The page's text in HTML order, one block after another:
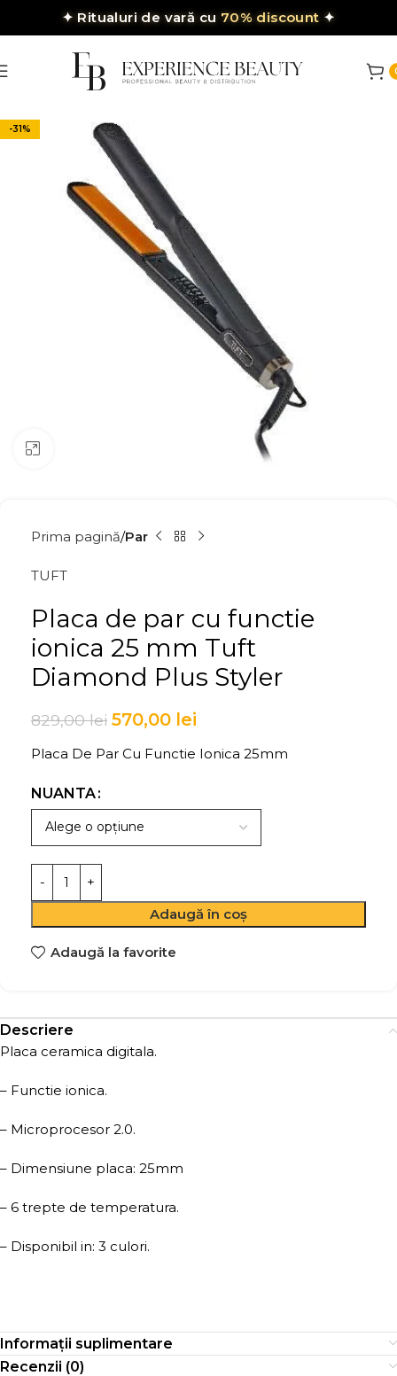
✦ Ritualuri de vară cu 70% discount ✦
-31%
Prima pagină Par
TUFT
Placa de par cu functie
ionica 25 mm Tuft
Diamond Plus Styler
829,00lei 570,00 lei
Placa De Par Cu Functie Ionica 25mm
NUANTA
Adaugă în coș
Adaugă la favorite
Descriere
Placa ceramica digitala.
– Functie ionica.
– Microprocesor 2.0.
– Dimensiune placa: 25mm
– 6 trepte de temperatura.
– Disponibil in: 3 culori.
Informații suplimentare
Recenzii (0)